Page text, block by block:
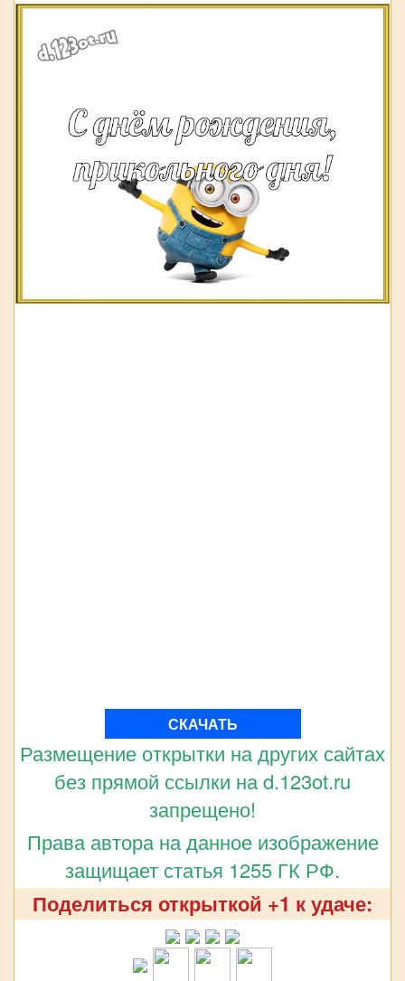
СКАЧАТЬ
Размещение открытки на других сайтах
без прямой ссылки на d.123ot.ru
запрещено!
Права автора на данное изображение
защищает статья 1255 ГК РФ.
Поделиться открыткой +1 к удаче: